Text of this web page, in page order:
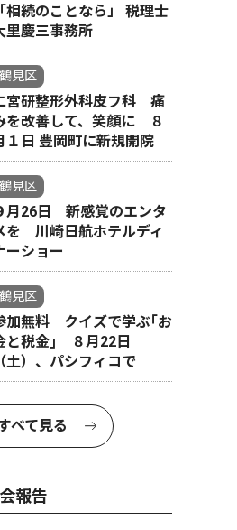
「相続のことなら」 税理士
里慶三事務所
鶴見区
宮研整形外科皮フ科 痛
を改善して、笑顔に ８
１日 豊岡町に新規開院
鶴見区
月26日 新感覚のエンタ
を 川崎日航ホテルディ
ーショー
鶴見区
加無料 クイズで学ぶ｢お
と税金｣ ８月22日
（土）、パシフィコで
べて見る
報告